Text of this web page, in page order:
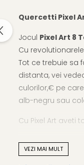
Quercetti Pixel
Jocul Pixel Art 8
Cu
Tot ce trebuie sa
distanta, vei
culorilor,€ pe
alb-negru sau
Cu Pixel Art
Cum
,€¢ Intra pe
VEZI MAI MULT